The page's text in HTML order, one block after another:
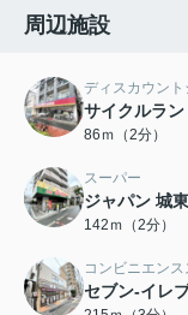
周辺施設
ディスカウント
サイクルラ
86ｍ（2分）
スーパー
ジャパン 城
142ｍ（2分）
コンビニエンス
セブン-イレ